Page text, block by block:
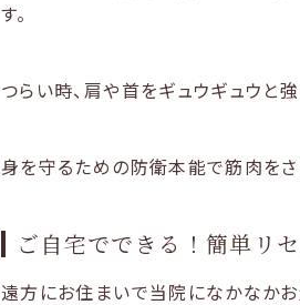
す。
つらい時、肩や首をギュウギュウと
身を守るための防衛本能で筋肉をさ
ご自宅でできる！簡単リ
遠方にお住まいで当院になかなかお